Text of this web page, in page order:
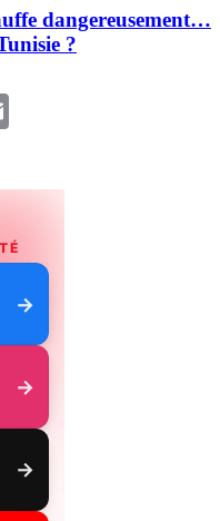
dangereusement…
?